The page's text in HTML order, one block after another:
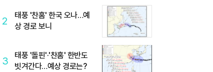
2
태풍 '찬홈' 한국 오나…예
상 경로 보니
3
태풍 '돌핀'·'찬홈' 한반도
빗겨간다…예상 경로는?